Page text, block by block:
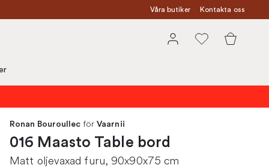
Våra butiker Kontakta oss
Ronan Bouroullec för Vaarnii
016 Maasto Table bord
Matt oljevaxad furu, 90x90x75 cm